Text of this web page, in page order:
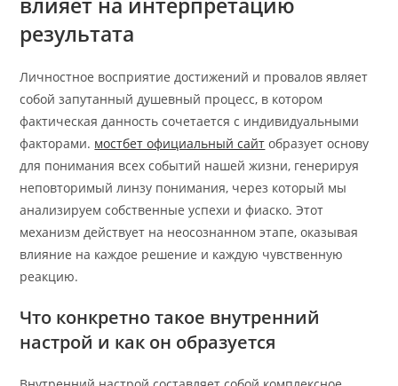
результата
Личностное восприятие достижений и провалов являет
собой запутанный душевный процесс, в котором
фактическая данность сочетается с индивидуальными
факторами. мостбет официальный сайт образует основу
для понимания всех событий нашей жизни, генерируя
неповторимый линзу понимания, через который мы
анализируем собственные успехи и фиаско. Этот
механизм действует на неосознанном этапе, оказывая
влияние на каждое решение и каждую чувственную
реакцию.
Что конкретно такое внутренний
настрой и как он образуется